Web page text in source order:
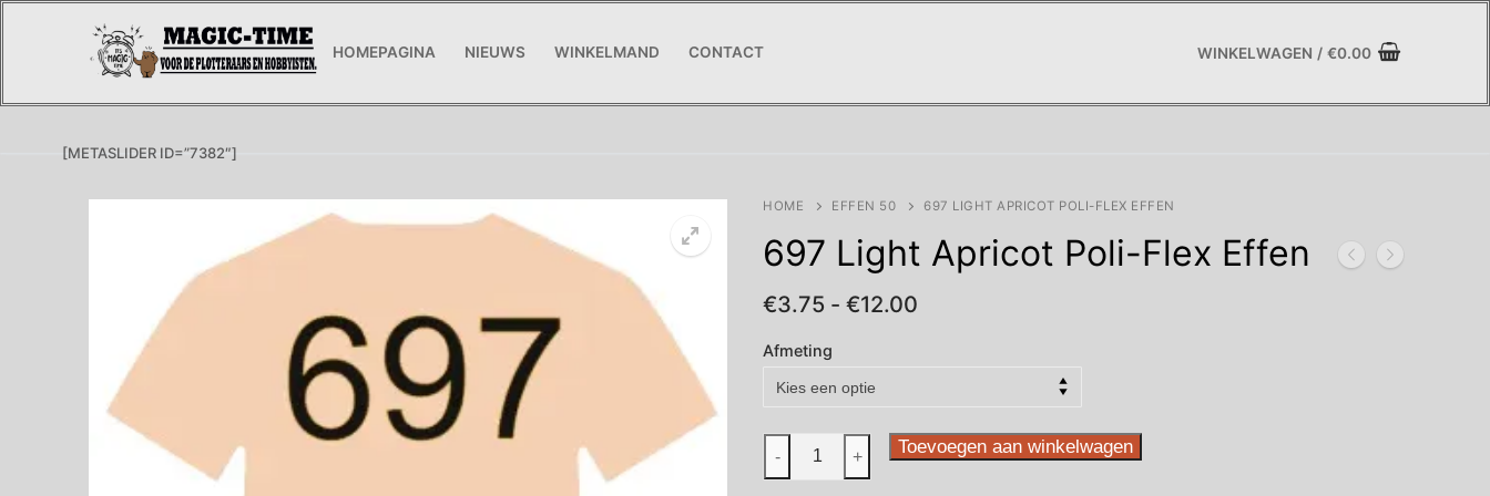
HOMEPAGINA NIEUWS WINKELMAND CONTACT WINKELWAGEN / €0.00
[METASLIDER ID=”7382″]
HOME EFFEN 50 697 LIGHT APRICOT POLI-FLEX EFFEN
697 Light Apricot Poli-Flex Effen
€3.75 - €12.00
Afmeting
Light
- + Toevoegen aan winkelwagen